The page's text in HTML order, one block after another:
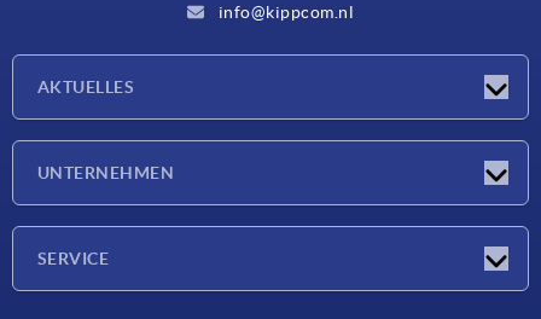
info@kippcom.nl
AKTUELLES
UNTERNEHMEN
SERVICE